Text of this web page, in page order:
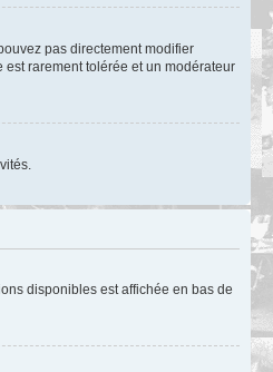
pas directement modifier
est rarement tolérée et un modérateur
disponibles est affichée en bas de